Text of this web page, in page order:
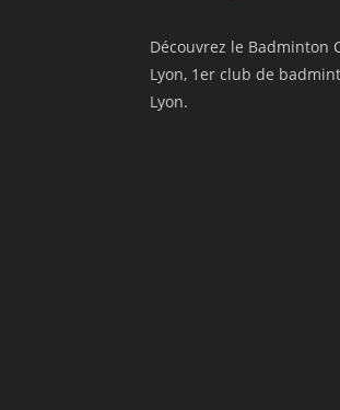
Découvrez le Badminton
Lyon, 1er club de
Lyon.